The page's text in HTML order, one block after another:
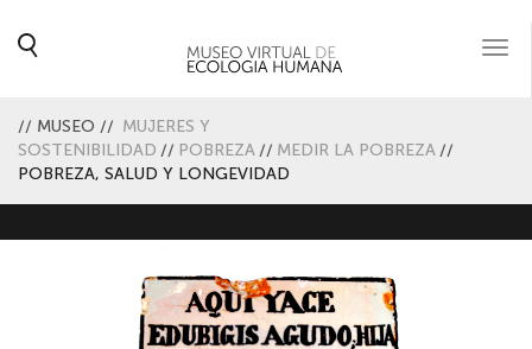
// MUSEO // MUJERES Y
SOSTENIBILIDAD // POBREZA // MEDIR LA POBREZA //
POBREZA, SALUD Y LONGEVIDAD